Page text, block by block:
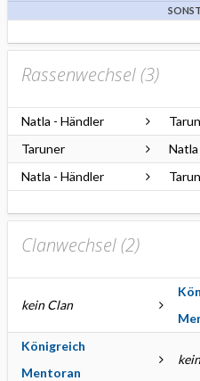
Rassenwechsel (3)
Natla - Händler
Taruner
Natla - Händler
Clanwechsel (2)
kein Clan
Königreich
Mentoran